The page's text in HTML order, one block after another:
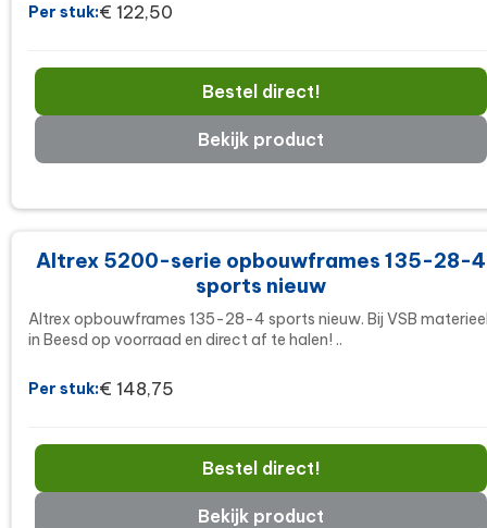
Per stuk:€ 122,50
Bestel direct!
Bekijk product
Altrex 5200-serie opbouwframes 135-28-4
sports nieuw
Altrex opbouwframes 135-28-4 sports nieuw. Bij VSB
in Beesd op voorraad en direct af te halen! ..
Per stuk:€ 148,75
Bestel direct!
Bekijk product